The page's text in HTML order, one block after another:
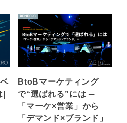
|
BtoBマーケティング
で“選ばれる”には ─
「マーケ×営業」から
「デマンド×ブランド」